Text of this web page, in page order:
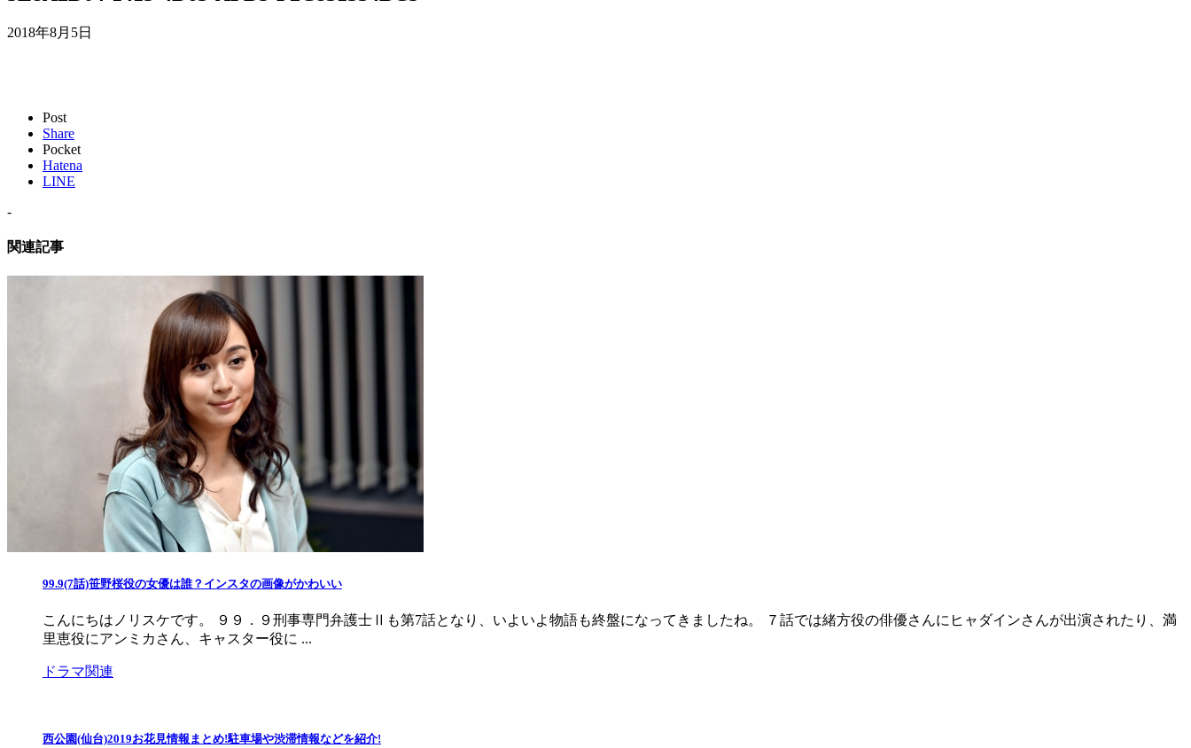
2018年8月5日
Post
Share
Pocket
Hatena
LINE
-
関連記事
99.9(7話)笹野桜役の女優は誰？インスタの画像がかわいい
こんにちはノリスケです。 ９９．９刑事専門弁護士Ⅱも第7話となり、いよいよ物語も終盤になってきましたね。 ７話では緒方役の俳優さんにヒャダインさんが出演されたり、満
里恵役にアンミカさん、キャスター役に ...
ドラマ関連
西公園(仙台)2019お花見情報まとめ!駐車場や渋滞情報などを紹介!